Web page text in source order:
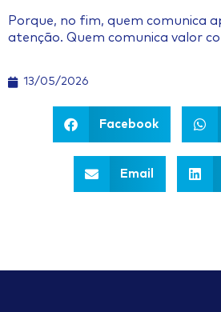
Porque, no fim, quem comunica
atenção. Quem comunica valor
13/05/2026
Facebook
Email